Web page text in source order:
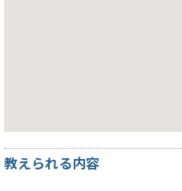
教えられる内容